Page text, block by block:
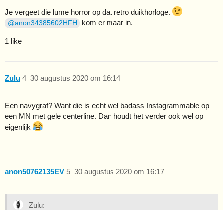
Je vergeet die lume horror op dat retro duikhorloge.
@anon34385602HFH kom er maar in.
1 like
Zulu 30 augustus 2020 om 16:14
4
Een navygraf? Want die is echt wel badass Instagrammable op
een MN met gele centerline. Dan houdt het verder ook wel op
eigenlijk
anon50762135EV 30 augustus 2020 om 16:17
5
Zulu: